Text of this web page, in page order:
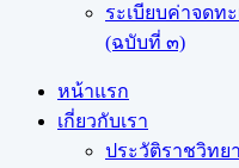
ระเบียบค่าจดท
(ฉบับที่ ๓)
หน้าแรก
เกี่ยวกับเรา
ประวัติราชวิทย